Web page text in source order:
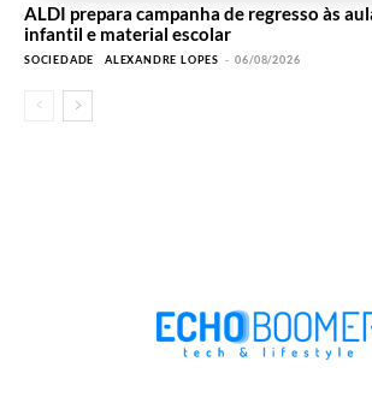
ALDI prepara campanha de regresso às
infantil e material escolar
SOCIEDADE ALEXANDRE LOPES - 06/08/2026